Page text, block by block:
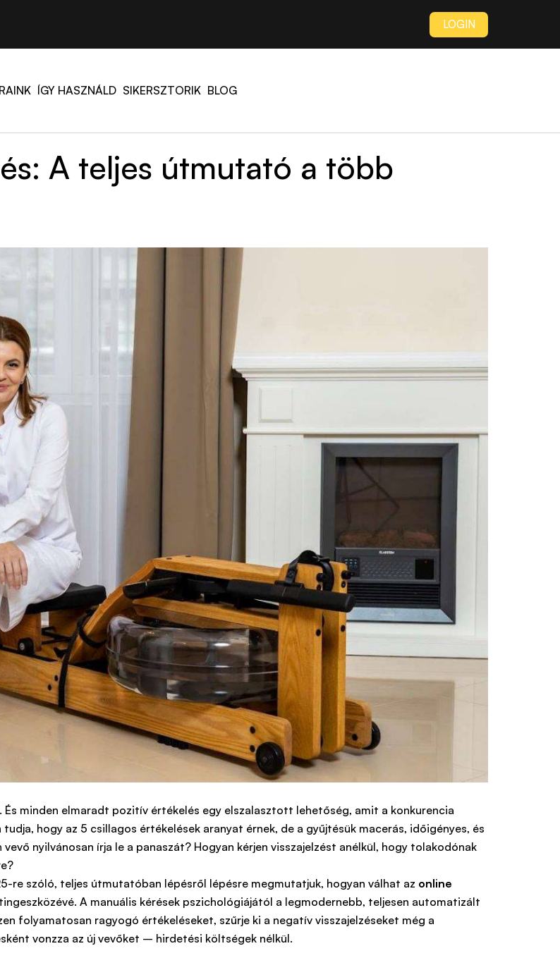
LOGIN
ÍGY HASZNÁLD SIKERSZTORIK BLOG
A teljes útmutató a több
minden elmaradt pozitív értékelés egy elszalasztott lehetőség, amit a konkurencia
hogy az 5 csillagos értékelések aranyat érnek, de a gyűjtésük macerás, időigényes, és
nyilvánosan írja le a panaszát? Hogyan kérjen visszajelzést anélkül, hogy tolakodónak
re szóló, teljes útmutatóban lépésről lépésre megmutatjuk, hogyan válhat az online
A manuális kérések pszichológiájától a legmodernebb, teljesen automatizált
folyamatosan ragyogó értékeléseket, szűrje ki a negatív visszajelzéseket még a
vonzza az új vevőket – hirdetési költségek nélkül.